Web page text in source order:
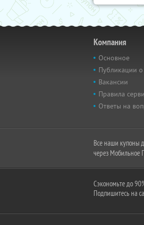
Компания
Основное
Публикации о
Вакансии
Правила
Ответы на
Все наши купоны
через Мобильное
Сэкономьте до
Подпишитесь на